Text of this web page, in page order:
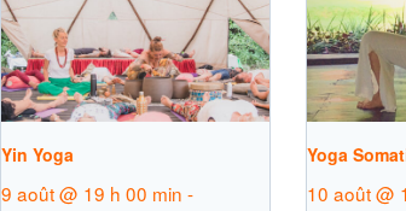
Yin Yoga
9 août @ 19 h 00 min -
Yoga
10 août @